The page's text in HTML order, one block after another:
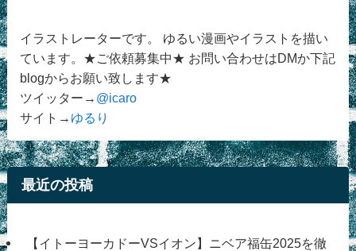
イラストレーターです。 ゆるい漫画やイラストを描い
ています。★ご依頼募集中★ お問い合わせはDMか下記
blogからお願い致します★
ツイッター→ @icaro
サイト→ ゆるり
最近の投稿
【イトーヨーカドーVSイオン】ニベア福缶2025を徹